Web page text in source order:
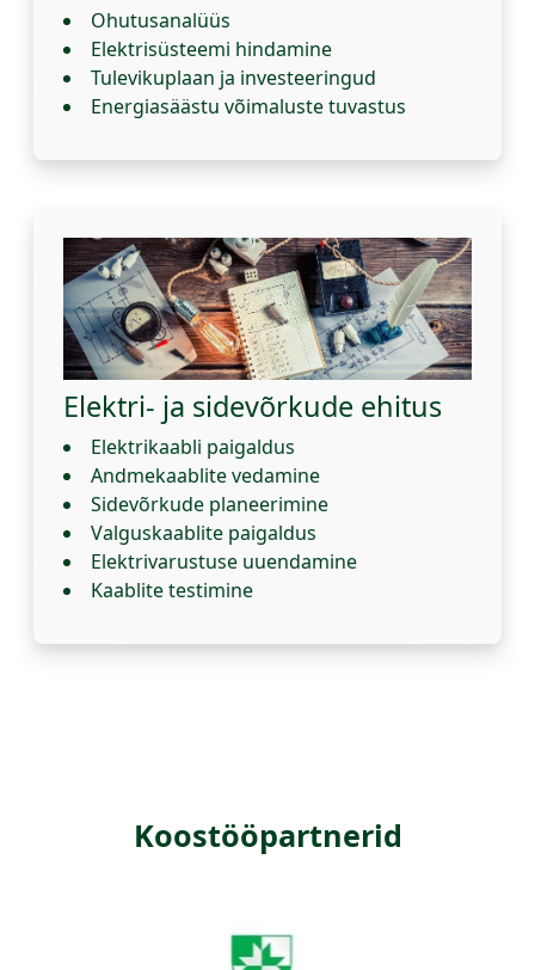
Ohutusanalüüs
Elektrisüsteemi hindamine
Tulevikuplaan ja investeeringud
Energiasäästu võimaluste tuvastus
Elektri- ja sidevõrkude ehitus
Elektrikaabli paigaldus
Andmekaablite vedamine
Sidevõrkude planeerimine
Valguskaablite paigaldus
Elektrivarustuse uuendamine
Kaablite testimine
Koostööpartnerid